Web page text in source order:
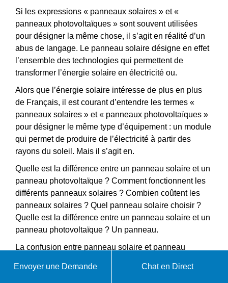
Si les expressions « panneaux solaires » et «
panneaux photovoltaïques » sont souvent utilisées
pour désigner la même chose, il s’agit en réalité d’un
abus de langage. Le panneau solaire désigne en effet
l’ensemble des technologies qui permettent de
transformer l’énergie solaire en électricité ou.
Alors que l’énergie solaire intéresse de plus en plus
de Français, il est courant d’entendre les termes «
panneaux solaires » et « panneaux photovoltaïques »
pour désigner le même type d’équipement : un module
qui permet de produire de l’électricité à partir des
rayons du soleil. Mais il s’agit en.
Quelle est la différence entre un panneau solaire et un
panneau photovoltaïque ? Comment fonctionnent les
différents panneaux solaires ? Combien coûtent les
panneaux solaires ? Quel panneau solaire choisir ?
Quelle est la différence entre un panneau solaire et un
panneau photovoltaïque ? Un panneau.
La confusion entre panneau solaire et panneau
panneau solaire » est générique et englobe plusieurs
Envoyer une Demande Chat en Direct